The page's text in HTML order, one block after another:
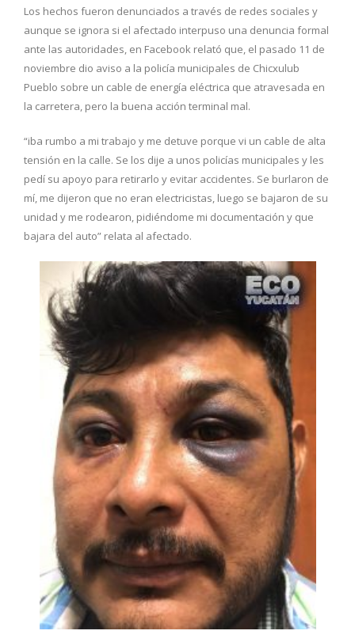
Los hechos fueron denunciados a través de redes sociales y
aunque se ignora si el afectado interpuso una denuncia formal
ante las autoridades, en Facebook relató que, el pasado 11 de
noviembre dio aviso a la policía municipales de Chicxulub
Pueblo sobre un cable de energía eléctrica que atravesada en
la carretera, pero la buena acción terminal mal.
“iba rumbo a mi trabajo y me detuve porque vi un cable de alta
tensión en la calle. Se los dije a unos policías municipales y les
pedí su apoyo para retirarlo y evitar accidentes. Se burlaron de
mí, me dijeron que no eran electricistas, luego se bajaron de su
unidad y me rodearon, pidiéndome mi documentación y que
bajara del auto” relata al afectado.